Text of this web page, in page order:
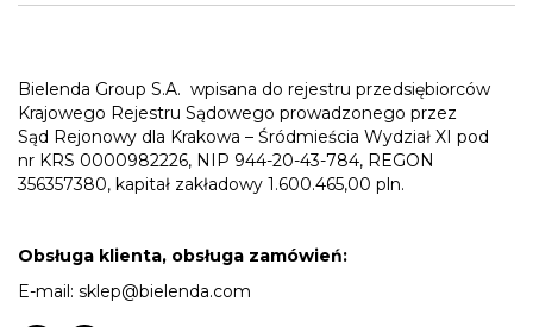
Bielenda Group S.A. wpisana do rejestru przedsiębiorców
Krajowego Rejestru Sądowego prowadzonego przez
Sąd Rejonowy dla Krakowa – Śródmieścia Wydział XI pod
nr KRS 0000982226, NIP 944-20-43-784, REGON
356357380, kapitał zakładowy 1.600.465,00 pln.
Obsługa klienta, obsługa zamówień:
E-mail: sklep@bielenda.com